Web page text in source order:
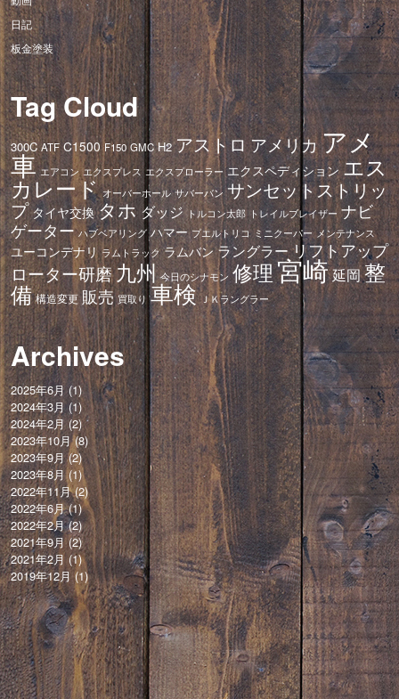
日記
板金塗装
Tag Cloud
300C ATF C1500 F150 GMC H2 アストロ アメリカアメ
車 エアコン エクスプレス エクスプローラー エクスペディション エス
カレード オーバーホール サバーバン サンセットストリッ
プ タイヤ交換タホ ダッジ トルコン太郎 トレイルブレイザー ナビ
ゲーター ハブベアリング ハマー プエルトリコ ミニクーパー メンテナンス
ユーコンデナリ ラムトラック ラムバン ラングラー リフトアップ
ローター研磨九州 今日のシナモン 修理宮崎延岡整
備 構造変更 販売 買取り 車検 ＪＫラングラー
Archives
2025年6月(1)
2024年3月(1)
2024年2月(2)
2023年10月(8)
2023年9月(2)
2023年8月(1)
2022年11月(2)
2022年6月(1)
2022年2月(2)
2021年9月(2)
2021年2月 (1)
2019年12月(1)